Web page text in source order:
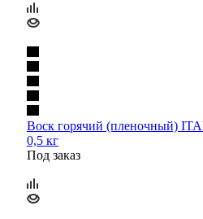
Воск горячий (пленочный)
0,5 кг
Под заказ